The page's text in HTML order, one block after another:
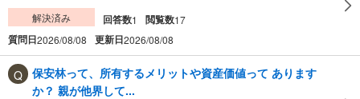
解決済み 回答数1 閲覧数17
質問日2026/08/08 更新日2026/08/08
保安林って、所有するメリットや資産価値って あります
か？ 親が他界して...